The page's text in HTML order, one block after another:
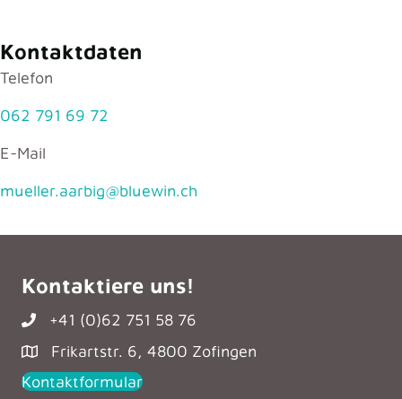
Kontaktdaten
Telefon
062 791 69 72
E-Mail
mueller.aarbig@bluewin.ch
Kontaktiere uns!
+41 (0)62 751 58 76
Frikartstr. 6, 4800 Zofingen
Kontaktformular